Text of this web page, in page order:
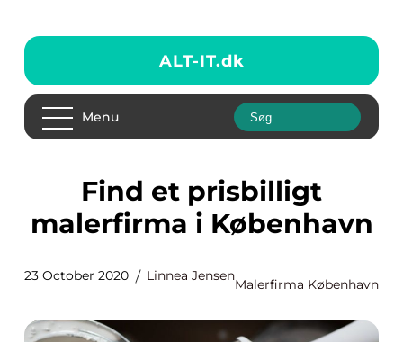
ALT-IT.dk
Menu
Find et prisbilligt
malerfirma i København
23 October 2020 Linnea Jensen
Malerfirma København